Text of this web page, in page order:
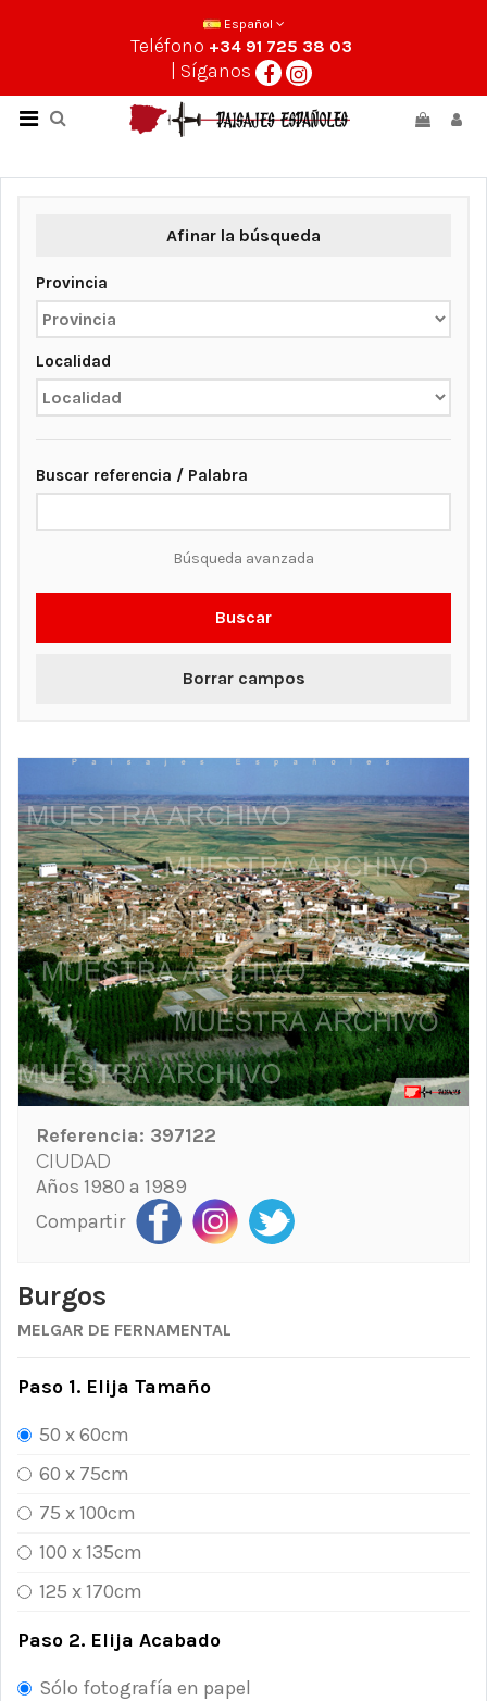
Español
Teléfono +34 91 725 38 03
| Síganos
Afinar la búsqueda
Provincia
Localidad
Buscar referencia / Palabra
Búsqueda avanzada
Buscar
Borrar campos
Referencia: 397122
CIUDAD
Años 1980 a 1989
Compartir
Burgos
MELGAR DE FERNAMENTAL
Paso 1. Elija Tamaño
50 x 60cm
60 x 75cm
75 x 100cm
100 x 135cm
125 x 170cm
Paso 2. Elija Acabado
Sólo fotografía en papel